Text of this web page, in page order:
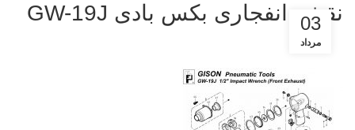
نقشه انفجاری بکس بادی GW-19J
03
مرداد